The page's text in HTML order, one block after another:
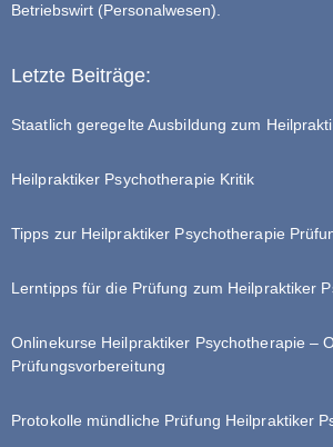
Betriebswirt (Personalwesen).
Letzte Beiträge:
Staatlich geregelte Ausbildung zum
Heilpraktiker Psychotherapie Kritik
Tipps zur Heilpraktiker Psychotherapie
Lerntipps für die Prüfung zum Heilpraktiker
Onlinekurse Heilpraktiker Psychotherapie –
Prüfungsvorbereitung
Protokolle mündliche Prüfung Heilpraktiker